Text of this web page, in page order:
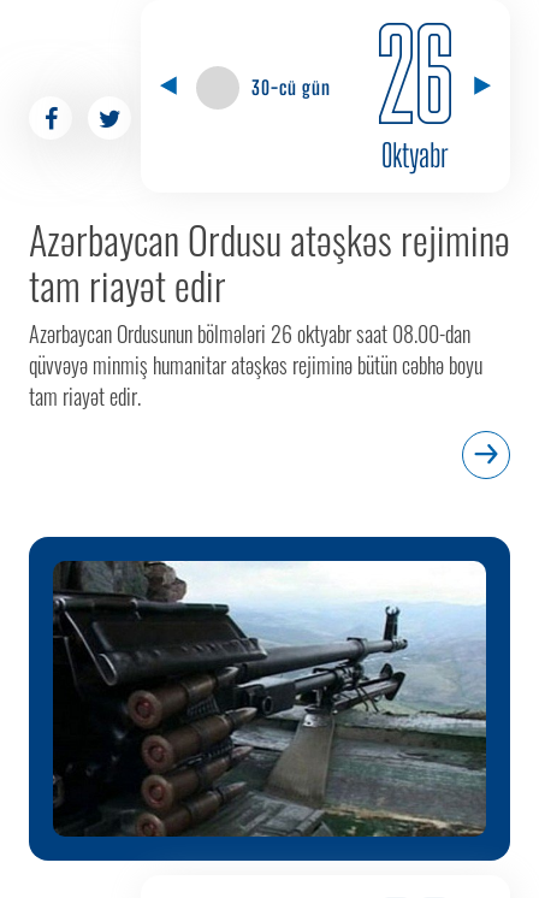
30-cü gün 26
Oktyabr
Azərbaycan Ordusu atəşkəs rejiminə
tam riayət edir
Azərbaycan Ordusunun bölmələri 26 oktyabr saat 08.00-dan
qüvvəyə minmiş humanitar atəşkəs rejiminə bütün cəbhə boyu
tam riayət edir.